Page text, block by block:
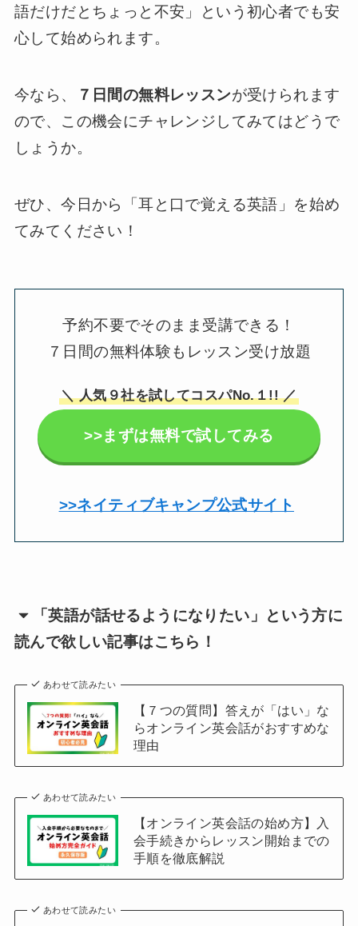
語だけだとちょっと不安」という初心者でも安
心して始められます。
今なら、 ７日間の無料レッスンが受けられます
ので、この機会にチャレンジしてみてはどうで
しょうか。
ぜひ、今日から「耳と口で覚える英語」を始め
てみてください！
予約不要でそのまま受講できる！
７日間の無料体験もレッスン受け放題
＼ 人気９社を試してコスパNo.１!! ／
>>まずは無料で試してみる
>>ネイティブキャンプ公式サイト
「英語が話せるようになりたい」という方に
読んで欲しい記事はこちら！
あわせて読みたい
【７つの質問】答えが「はい」な
らオンライン英会話がおすすめな
理由
あわせて読みたい
【オンライン英会話の始め方】入
会手続きからレッスン開始までの
手順を徹底解説
あわせて読みたい